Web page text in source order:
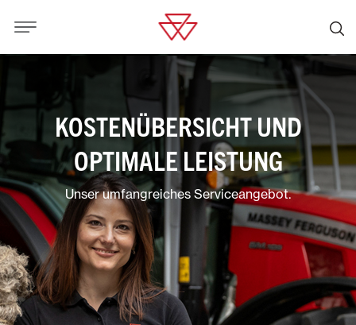
KOSTENÜBERSICHT UND
OPTIMALE LEISTUNG
Unser umfangreiches Serviceangebot.